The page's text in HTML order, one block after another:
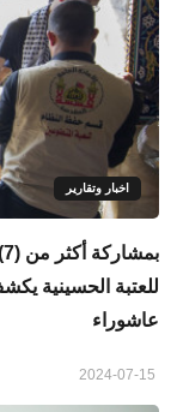
اخبار وتقارير
للعتبة الحسينية
عاشوراء